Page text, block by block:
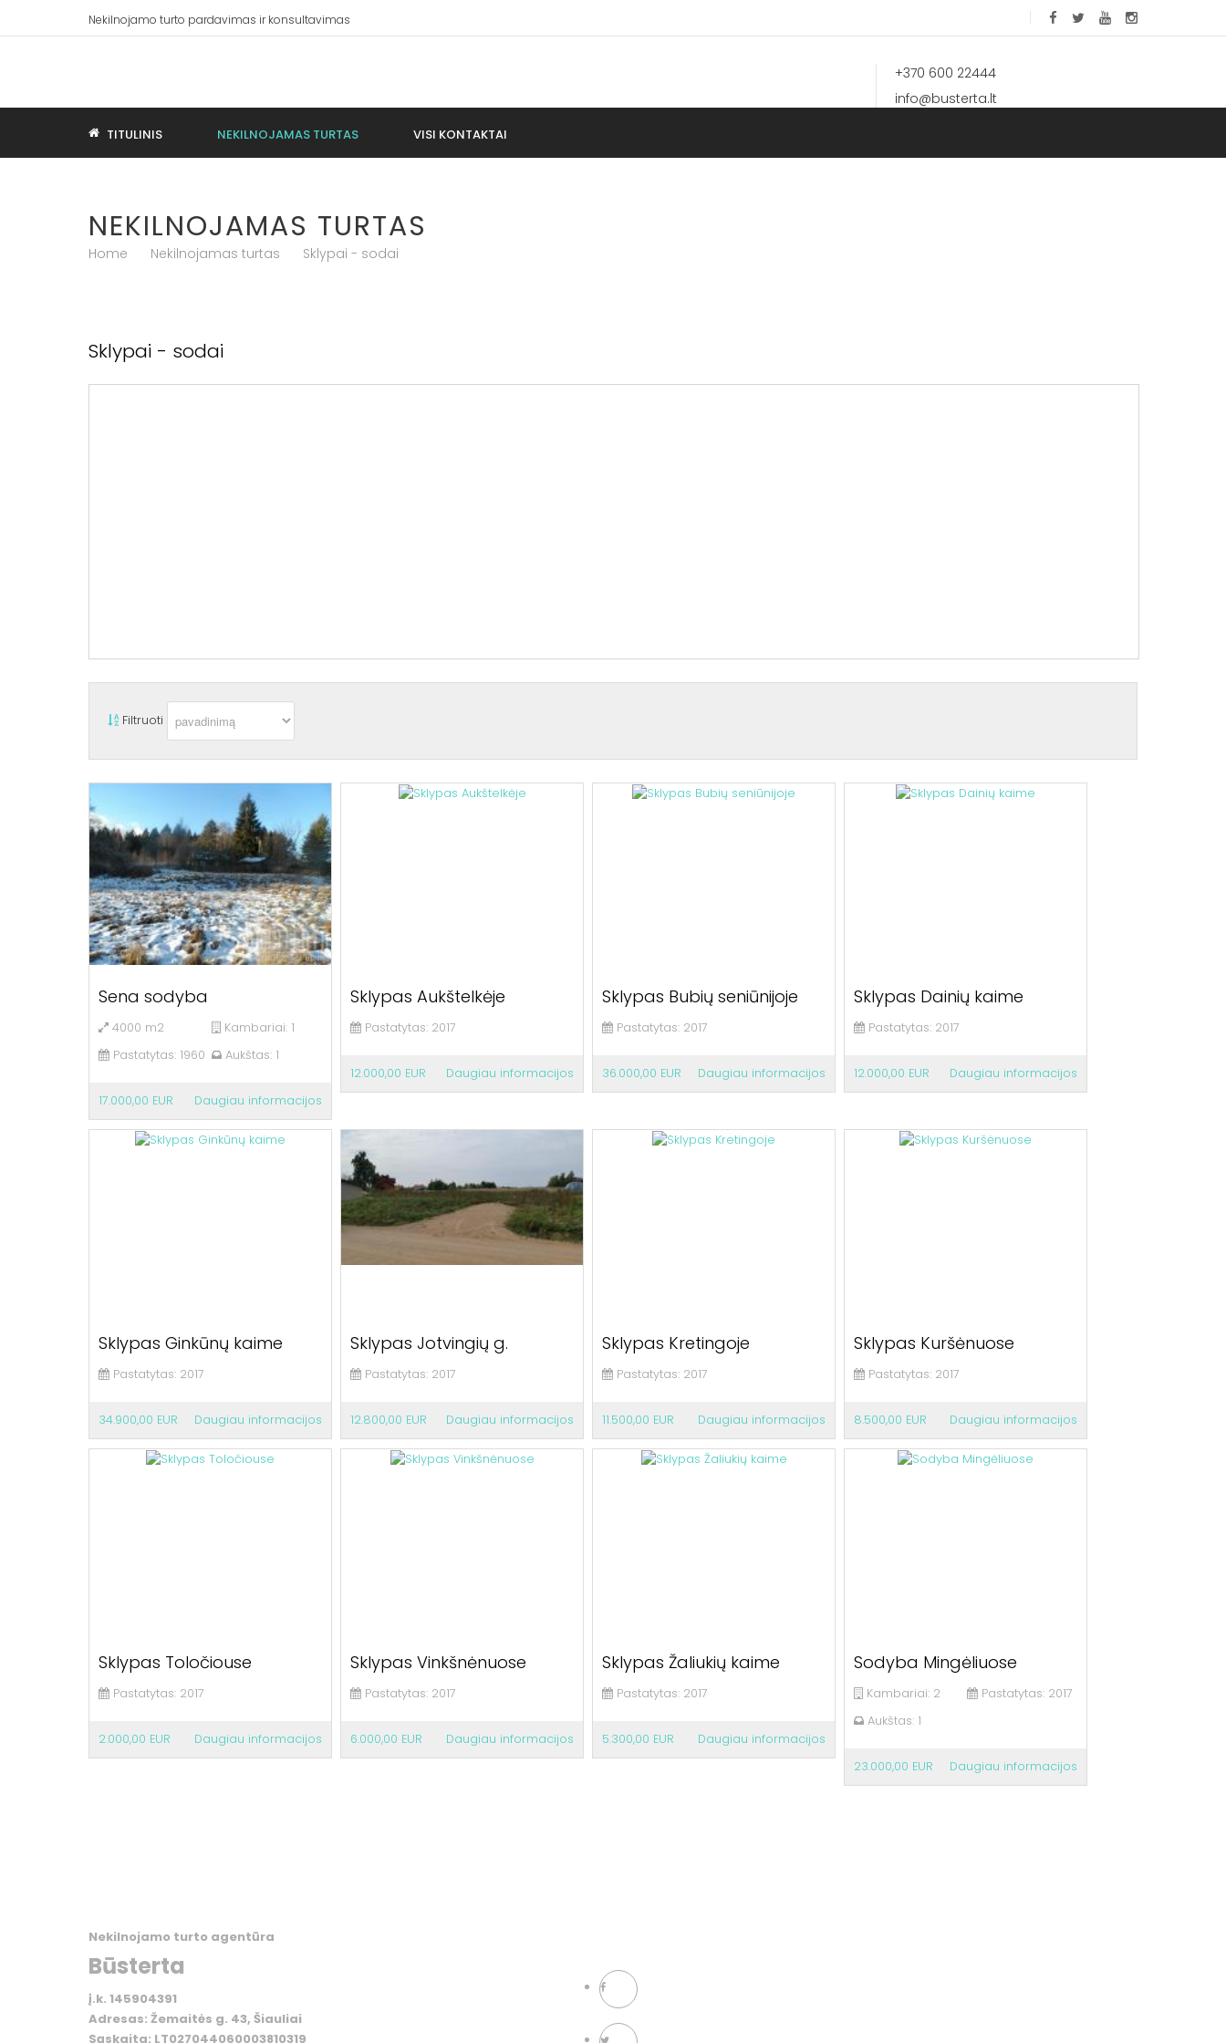
Nekilnojamo turto pardavimas ir konsultavimas
+370 600 22444
info@busterta.lt
TITULINIS NEKILNOJAMAS TURTAS VISI KONTAKTAI
NEKILNOJAMAS TURTAS
Home Nekilnojamas turtas Sklypai - sodai
Sklypai - sodai
Filtruoti
Sena sodyba
4000 m2 Kambariai: 1
Pastatytas: 1960 Aukštas: 1
17.000,00 EUR Daugiau informacijos
Sklypas Aukštelkėje
Pastatytas: 2017
12.000,00 EUR Daugiau informacijos
Sklypas Bubių seniūnijoje
Pastatytas: 2017
36.000,00 EUR Daugiau informacijos
Sklypas Dainių kaime
Pastatytas: 2017
12.000,00 EUR Daugiau informacijos
Sklypas Ginkūnų kaime
Pastatytas: 2017
34.900,00 EUR Daugiau informacijos
Sklypas Jotvingių g.
Pastatytas: 2017
12.800,00 EUR Daugiau informacijos
Sklypas Kretingoje
Pastatytas: 2017
11.500,00 EUR Daugiau informacijos
Sklypas Kuršėnuose
Pastatytas: 2017
8.500,00 EUR Daugiau informacijos
Sklypas Toločiouse
Pastatytas: 2017
2.000,00 EUR Daugiau informacijos
Sklypas Vinkšnėnuose
Pastatytas: 2017
6.000,00 EUR Daugiau informacijos
Sklypas Žaliukių kaime
Pastatytas: 2017
5.300,00 EUR Daugiau informacijos
Sodyba Mingėliuose
Kambariai: 2 Pastatytas: 2017
Aukštas: 1
23.000,00 EUR Daugiau informacijos
Nekilnojamo turto agentūra
Būsterta
į.k. 145904391
Adresas: Žemaitės g. 43, Šiauliai
Sąskaita: LT027044060003810319